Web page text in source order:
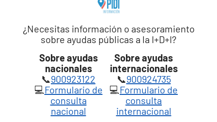
¿Necesitas información o asesoramiento
sobre ayudas públicas a la I+D+I?
Sobre ayudas
nacionales
Sobre ayudas
internacionales
📞900923122 📞900924735
💻Formulario de
consulta
nacional
💻Formulario de
consulta
internacional